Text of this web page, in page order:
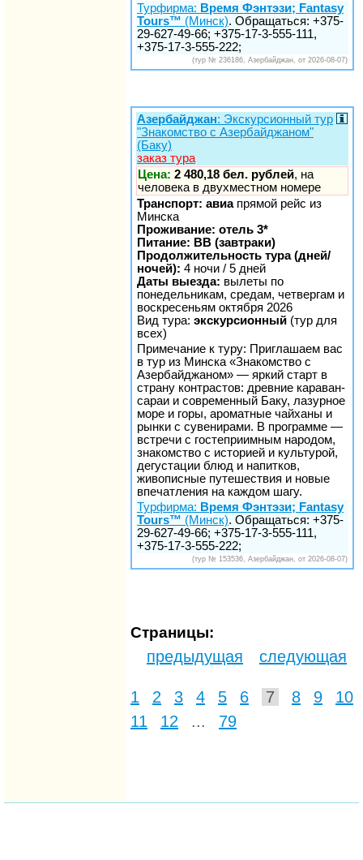
Турфирма: Время Фэнтэзи; Fantasy
Tours™ (Минск). Обращаться: +375-
29-627-49-66; +375-17-3-555-111,
+375-17-3-555-222;
(тур № 236186, Азербайджан, от 2026-08-07)
Азербайджан: Экскурсионный тур
"Знакомство с Азербайджаном"
(Баку)
заказ тура
Цена: 2 480,18 бел. рублей, на
человека в двухместном номере
Транспорт: авиапрямой рейс из
Минска
Проживание: отель 3*
Питание: BB (завтраки)
Продолжительность тура (дней/
ночей): 4 ночи / 5 дней
Даты выезда: вылеты по
понедельникам, средам, четвергам и
воскресеньям октября 2026
Вид тура: экскурсионный (тур для
всех)
Примечание к туру: Приглашаем вас
в тур из Минска «Знакомство с
Азербайджаном» — яркий старт в
страну контрастов: древние караван-
сараи и современный Баку, лазурное
море и горы, ароматные чайханы и
рынки с сувенирами. В программе —
встречи с гостеприимным народом,
знакомство с историей и культурой,
дегустации блюд и напитков,
живописные путешествия и новые
впечатления на каждом шагу.
Турфирма: Время Фэнтэзи; Fantasy
Tours™ (Минск). Обращаться: +375-
29-627-49-66; +375-17-3-555-111,
+375-17-3-555-222;
(тур № 153536, Азербайджан, от 2026-08-07)
Страницы:
предыдущая следующая
1 2 3 4 5 6 7 8 9
10
11
12 ... 79